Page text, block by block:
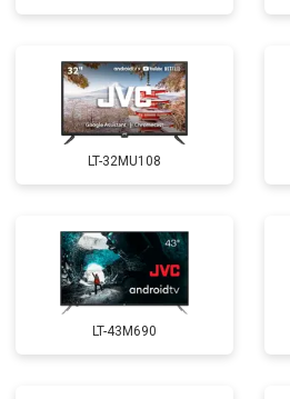
LT-32MU108
LT-43M690